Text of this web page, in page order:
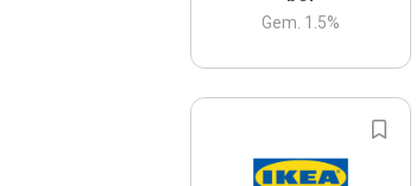
Gem. 1.5%